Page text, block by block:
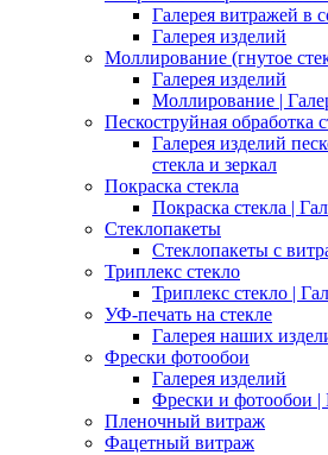
Галерея витражей в
Галерея изделий
Моллирование (гнутое
Галерея изделий
Моллирование |
Пескоструйная обработка
Галерея изделий
стекла и зеркал
Покраска стекла
Покраска стекла |
Стеклопакеты
Стеклопакеты с
Триплекс стекло
Триплекс стекло |
УФ-печать на стекле
Галерея наших
Фрески фотообои
Галерея изделий
Фрески и фотообои |
Пленочный витраж
Фацетный витраж